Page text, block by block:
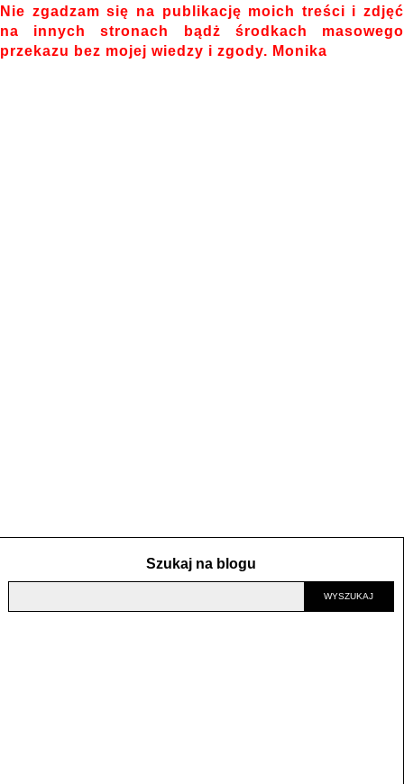
Nie zgadzam się na publikację moich treści i zdjęć
na innych stronach bądż środkach masowego
przekazu bez mojej wiedzy i zgody. Monika
Szukaj na blogu